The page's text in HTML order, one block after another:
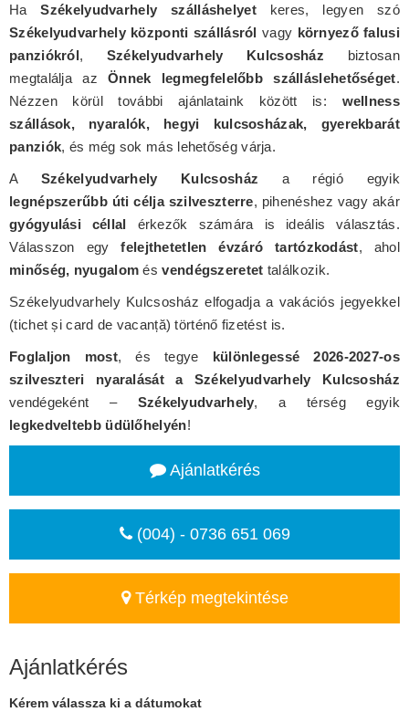
HaSzékelyudvarhely szálláshelyetkeres, legyen szó
Székelyudvarhely központi szállásról vagy környező falusi
panziókról, Székelyudvarhely Kulcsosház biztosan
megtalálja azÖnnek legmegfelelőbb szálláslehetőséget.
Nézzen körül további ajánlataink között is: wellness
szállások, nyaralók, hegyi kulcsosházak, gyerekbarát
panziók, és még sok más lehetőség várja.
A Székelyudvarhely Kulcsosház a régió egyik
legnépszerűbb úti célja szilveszterre, pihenéshez vagy akár
gyógyulási céllal érkezők számára is ideális választás.
Válasszon egyfelejthetetlen évzáró tartózkodást, ahol
minőség, nyugalom ésvendégszeretet találkozik.
Székelyudvarhely Kulcsosház elfogadja a vakációs jegyekkel
(tichet și card de vacanță) történő fizetést is.
Foglaljon most, és tegye különlegessé 2026-2027-os
szilveszteri nyaralását a Székelyudvarhely Kulcsosház
vendégeként – Székelyudvarhely, a térség egyik
legkedveltebb üdülőhelyén!
Ajánlatkérés
(004) - 0736 651 069
Térkép megtekintése
Ajánlatkérés
Kérem válassza ki a dátumokat